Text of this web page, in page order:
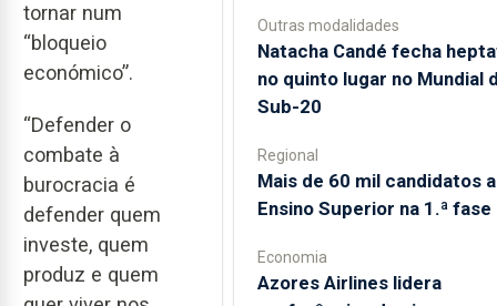
tornar num
“bloqueio
económico”.
“Defender o
combate à
burocracia é
defender quem
investe, quem
produz e quem
Outras modalidades
Natacha Candé fecha
no quinto lugar no Mundial
Sub-20
Regional
Mais de 60 mil candidatos
Ensino Superior na 1.ª fase
Economia
Azores Airlines lidera